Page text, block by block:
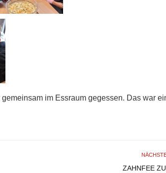
im Essraum gegessen. Das war
ZAHNFEE